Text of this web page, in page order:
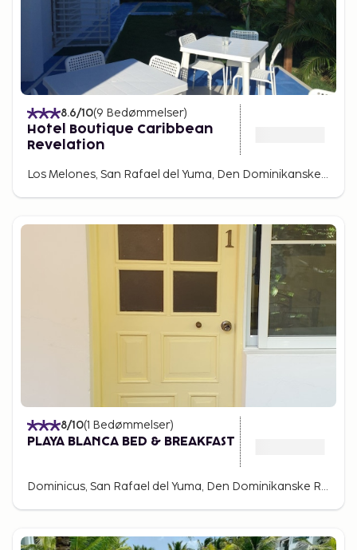
8.6/10(9 Bedømmelser)
Hotel Boutique Caribbean
Revelation
Los Melones, San Rafael del Yuma, Den Dominikanske Republik
8/10(1 Bedømmelser)
PLAYA BLANCA BED & BREAKFAST
Dominicus, San Rafael del Yuma, Den Dominikanske Republik